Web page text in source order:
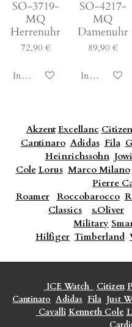
SO-3719-
MQ
Herrenuhr
72,90 €
In den Warenkorb
SO-4217-
MQ
Damenuhr
89,90 €
In den
Akzent Excellanc Citizen
Cantinaro Adidas Fila
Heinrichssohn
Cole Lorus Marco Milano
Pierre
Roamer
Roccobarocco
Classics
s.Oliver
Military
Hilfiger Timberland
ICE Watch Citizen
Cantinaro Adidas Fila Just
Cavalli Kenneth Cole